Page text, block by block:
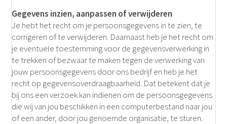
Gegevens inzien, aanpassen of verwijderen
Je hebt het recht om je persoonsgegevens in te zien, te
corrigeren of te verwijderen. Daarnaast heb je het recht om
je eventuele toestemming voor de gegevensverwerking in
te trekken of bezwaar te maken tegen de verwerking van
jouw persoonsgegevens door ons bedrijf en heb je het
recht op gegevensoverdraagbaarheid. Dat betekent dat je
bij ons een verzoek kan indienen om de persoonsgegevens
die wij van jou beschikken in een computerbestand naar jou
of een ander, door jou genoemde organisatie, te sturen.